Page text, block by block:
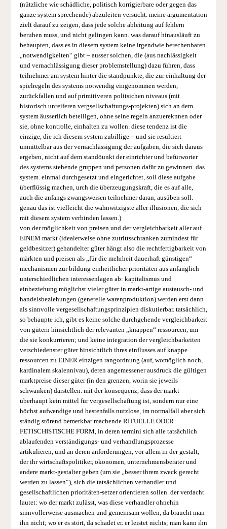
(nützliche wie schädliche, politisch korrigierbare oder gegen das
ganze system sprechende) abzuleiten versucht. meine argumentation
zielt darauf zu zeigen, dass jede solche ableitung auf fehlern
beruhen muss, und nicht gelingen kann. was darauf hinausläuft zu
behaupten, dass es in diesem system keine irgendwie berechenbaren
„notwendigkeiten“ gibt – ausser solchen, die (aus nachlässigkeit
und vernachlässigung dieser problemstellung) dazu führen, dass
teilnehmer am system hinter die standpunkte, die zur einhaltung der
spielregeln des systems notwendig eingenommen werden,
zurückfallen und auf primitiveren politsichen niveaus (mit
historisch unreiferen vergsellschaftungs-projekten) sich an dem
system äusserlich beteiligen, ohne seine regeln anzuereknnen oder
sie, ohne kontrolle, einhalten zu wollen. diese tendenz ist die
einzige, die ich diesem system zubillige – und sie resultiert
unmittelbar aus der vernachlässigung der aufgaben, die sich daraus
ergeben, nicht auf dem standöunkt der einrichter und befürworter
des systems stehende gruppen und personen dafür zu gewinnen. das
system. einmal durchgesetzt und eingerichtet, soll diese aufgabe
überflüssig machen, urch die überzeugungskraft, die es auf alle,
auch die anfangs zwangsweisen teilnehmer daran, ausüben soll.
genau das ist vielleicht die wahnwitzigste aller illusionen, die sich
mit diesem system verbinden lassen.)
von der möglichkeit von preisen und der vergleichbarkeit aller auf
EINEM markt (idealerweise ohne zutrittsschranken zumindest für
geldbesitzer) gehandelter güter hängt also die rechtfertigbarkeit von
märkten und preisen als „für die mehrheit dauerhaft günstigen“
mechanismen zur bildung einheitlicher prioritäten aus anfänglich
unterschiedlichen interessenlagen ab: kapitalismus und
einbeziehung möglichst vieler güter in markt-artige austausch- und
handelsbeziehungen (generelle warenproduktion) werden erst dann
als sinnvolle vergesellschaftungsprinzipien diskutierbar. tatsächlich,
so behaupte ich, gibt es keine solche durchgehende vergleichbarkeit
von gütern hinsichtlich der relevanten „knappen“ ressourcen, um
die sie konkurrieren; und keine integration der vergleichbarkeiten
verschiedenster güter hinsichtlich ihres einflusses auf knappe
ressourcen zu EINER einzigen rangordnung (auf, womöglich noch,
kardinalem skalennivau), deren angemessener ausdruck die gültigen
marktpreise dieser güter (in den grenzen, worin sie jeweils
schwanken) darstellen. mit der konsequenz, dass der markt
überhaupt kein mittel für vergesellschaftung ist, sondern nur eine
höchst aufwendige und bestenfalls nutzlose, im normalfall aber sich
ständig störend bemerkbar machende RITUELLE ODER
FETISCHISTISCHE FORM, in deren termini sich alle tatsächlich
ablaufenden verständigungs- und verhandlungsprozesse
artikulieren, und an deren anforderungen, vor allem in der gestalt,
der ihr wirtschaftspolitiker, ökonomen, unternehmensberater und
andere markt-gestalter geben (um sie „besser ihrem zweck gerecht
werden zu lassen“), sich die tatsächlichen verhandler und
gesellschaftlichen prioritäten-setzer orientieren sollen. der verdacht
lautet: wo der markt zulässt, was diese verhandler ohnehin
sinnvollerweise ausmachen und gemeinsam wollen, da braucht man
ihn nicht; wo er es stört, da schadet er. er leistet nichts; man kann ihn